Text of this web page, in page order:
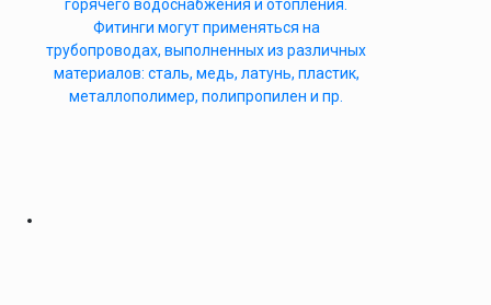
горячего водоснабжения и отопления.
Фитинги могут применяться на
трубопроводах, выполненных из различных
материалов: сталь, медь, латунь, пластик,
металлополимер, полипропилен и пр.